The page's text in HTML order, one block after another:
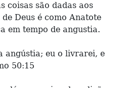
coisas são dadas aos
Deus é como Anatote
em tempo de angustia.
angústia; eu o livrarei, e
50:15